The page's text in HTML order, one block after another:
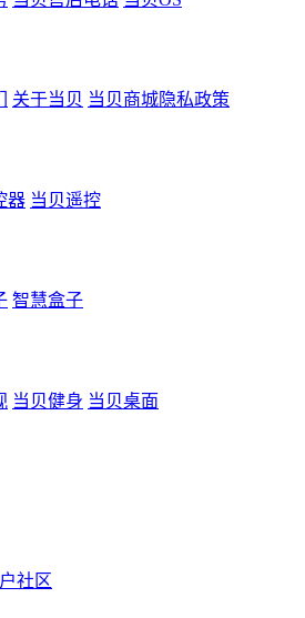
关于当贝 当贝商城隐私政策
器 当贝遥控
智慧盒子
当贝健身 当贝桌面
社区